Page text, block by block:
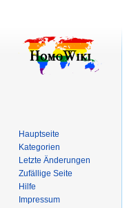
Hauptseite
Kategorien
Letzte Änderungen
Zufällige Seite
Hilfe
Impressum